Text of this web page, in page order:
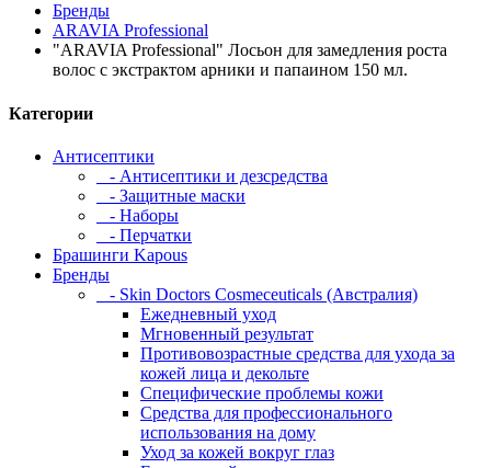
Бренды
ARAVIA Professional
"ARAVIA Professional" Лосьон для замедления роста
волос с экстрактом арники и папаином 150 мл.
Категории
Антисептики
- Антисептики и дезсредства
- Защитные маски
- Наборы
- Перчатки
Брашинги Kapous
Бренды
- Skin Doctors Cosmeceuticals (Австралия)
Ежедневный уход
Мгновенный результат
Противовозрастные средства для ухода за
кожей лица и декольте
Специфические проблемы кожи
Средства для профессионального
использования на дому
Уход за кожей вокруг глаз